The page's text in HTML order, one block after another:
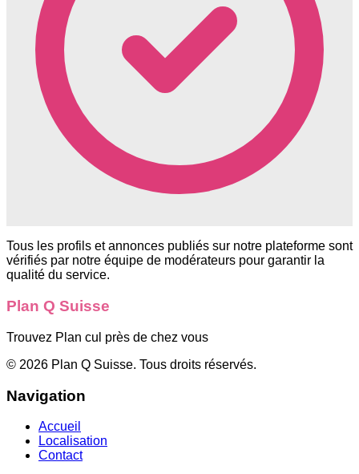
Tous les profils et annonces publiés sur notre plateforme sont
vérifiés par notre équipe de modérateurs pour garantir la
qualité du service.
Plan Q Suisse
Trouvez Plan cul près de chez vous
© 2026 Plan Q Suisse. Tous droits réservés.
Navigation
Accueil
Localisation
Contact